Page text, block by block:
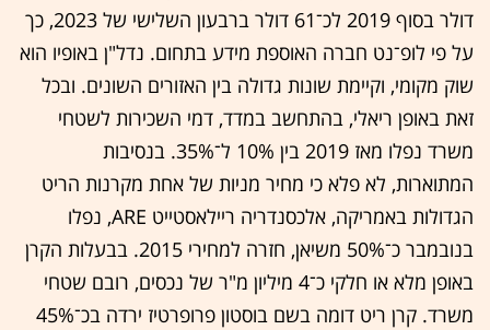
דולר בסוף 2019 לכ־61 דולר ברבעון השלישי של 2023, כך
על פי לופ־נט חברה האוספת מידע בתחום. נדל"ן באופיו הוא
שוק מקומי, וקיימת שונות גדולה בין האזורים השונים. ובכל
זאת באופן ריאלי, בהתחשב במדד, דמי השכירות לשטחי
משרד נפלו מאז 2019 בין 10% ל־35%. בנסיבות
המתוארות, לא פלא כי מחיר מניות של אחת מקרנות הריט
הגדולות באמריקה, אלכסנדריה ריילאסטייט ARE, נפלו
בנובמבר כ־50% משיאן, חזרה למחירי 2015. בבעלות הקרן
באופן מלא או חלקי כ־4 מיליון מ"ר של נכסים, רובם שטחי
משרד. קרן ריט דומה בשם בוסטון פרופרטיז ירדה בכ־45%